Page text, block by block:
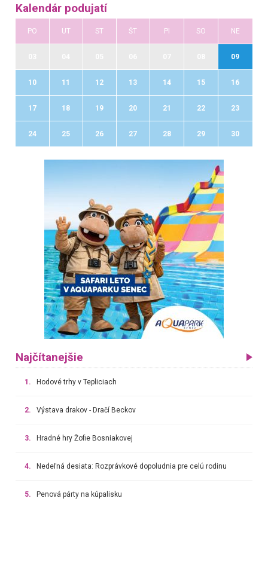
Kalendár podujatí
PO UT ST ŠT PI SO NE
09
10 11 12 13 14 15 16
17 18 19 20 21 22 23
24 25 26 27 28 29 30
Najčítanejšie
1. Hodové trhy v Tepliciach
2. Výstava drakov - Dračí Beckov
3. Hradné hry Žofie Bosniakovej
4. Nedeľná desiata: Rozprávkové dopoludnia pre celú rodinu
5. Penová párty na kúpalisku